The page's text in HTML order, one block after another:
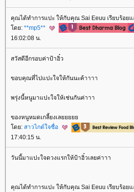
คุณได้ทำการแปะ ให้กับคุณ Sai Eeuu เรียบร้อย
ดย: **mp5**
16:02:08 น.
สวัสดีอีกรอบค่าป้าอิ๋ว
ขอบคุณที่ไปแปะใจให้กันนะค้าาาา
พรุ่งนี้หนูมาแปะใจให้เช่นกันค่าาา
ของหนูหมดเกลี้ยงเล
ดย: สาวไกด์ใจซื่อ
17:40:15 น.
วันนี้มาแปะใจดวงแรกให้ป้าอิ๋วเลยค่าาา
คุณได้ทำการแปะ ให้กับคุณ Sai Eeuu เรียบร้อย